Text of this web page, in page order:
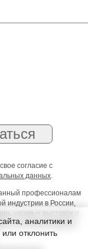
согласие с
данных.
профессионалам
индустрии в России,
часовых выставок и
форум
аналитики и
отклонить